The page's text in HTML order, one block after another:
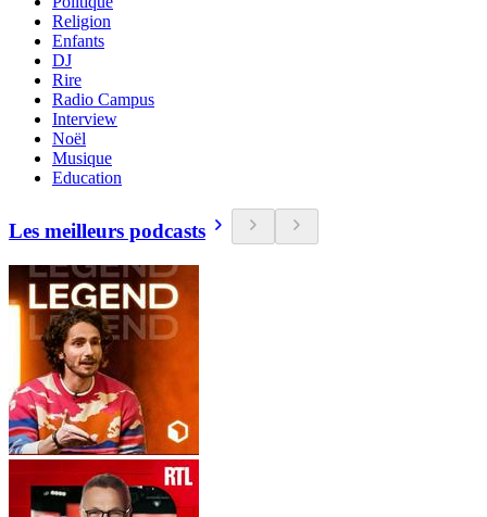
Religion
Enfants
DJ
Rire
Radio Campus
Interview
Noël
Musique
Education
Les meilleurs podcasts